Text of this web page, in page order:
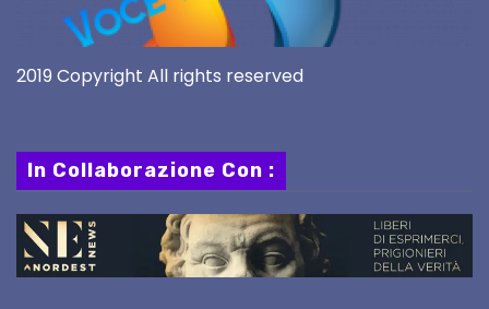
2019 Copyright All rights reserved
In Collaborazione Con :